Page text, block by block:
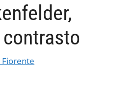
Fiorente